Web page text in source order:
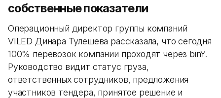
собственные показатели
Операционный директор группы компаний
VILED Динара Тулешева рассказала, что сегодня
100% перевозок компании проходят через binY.
Руководство видит статус груза,
ответственных сотрудников, предложения
участников тендера, принятое решение и